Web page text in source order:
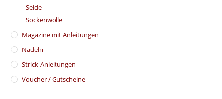
Seide
Sockenwolle
Magazine mit Anleitungen
Nadeln
Strick-Anleitungen
Voucher / Gutscheine